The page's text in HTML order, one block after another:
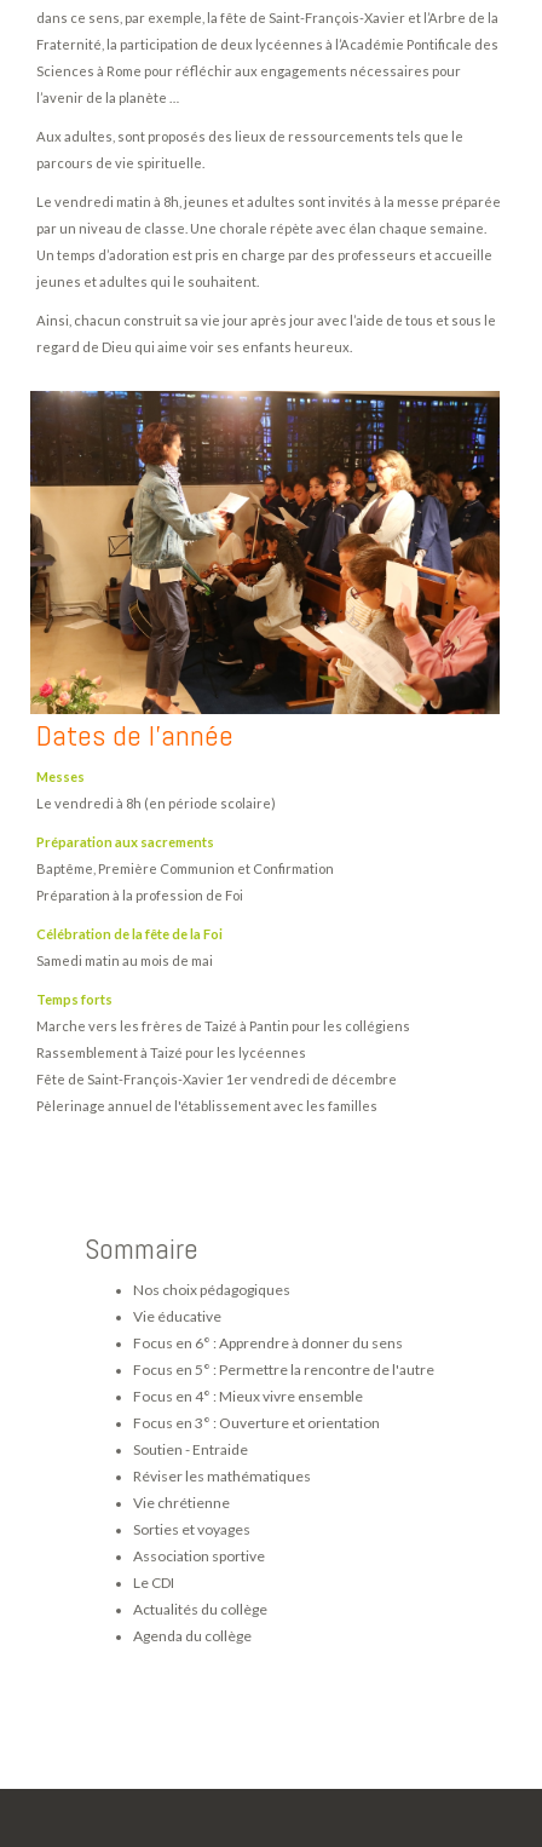
dans ce sens, par exemple, la fête de Saint-François-Xavier et l’Arbre de la
Fraternité, la participation de deux lycéennes à l’Académie Pontificale des
Sciences à Rome pour réfléchir aux engagements nécessaires pour
l’avenir de la planète …
Aux adultes, sont proposés des lieux de ressourcements tels que le
parcours de vie spirituelle.
Le vendredi matin à 8h, jeunes et adultes sont invités à la messe préparée
par un niveau de classe. Une chorale répète avec élan chaque semaine.
Un temps d’adoration est pris en charge par des professeurs et accueille
jeunes et adultes qui le souhaitent.
Ainsi, chacun construit sa vie jour après jour avec l’aide de tous et sous le
regard de Dieu qui aime voir ses enfants heureux.
Dates de l’année
Messes
Le vendredi à 8h (en période scolaire)
Préparation aux sacrements
Baptême, Première Communion et Confirmation
Préparation à la profession de Foi
Célébration de la fête de la Foi
Samedi matin au mois de mai
Temps forts
Marche vers les frères de Taizé à Pantin pour les collégiens
Rassemblement à Taizé pour les lycéennes
Fête de Saint-François-Xavier 1er vendredi de décembre
Pèlerinage annuel de l'établissement avec les familles
Sommaire
Nos choix pédagogiques
Vie éducative
Focus en 6° : Apprendre à donner du sens
Focus en 5° : Permettre la rencontre de l'autre
Focus en 4° : Mieux vivre ensemble
Focus en 3° : Ouverture et orientation
Soutien - Entraide
Réviser les mathématiques
Vie chrétienne
Sorties et voyages
Association sportive
Le CDI
Actualités du collège
Agenda du collège